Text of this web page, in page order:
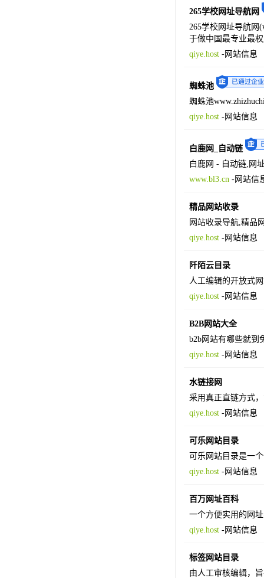
265学校网址导航网
265学校网址导航网
于做中国最专业最
qiye.host-网站信息
蜘蛛池
蜘蛛池
qiye.host-网站信息
白鹿网_自动链
白鹿网 - 自动链,网
www.bl3.cn-网站信
精品网站收录
网站收录导航,精品
qiye.host-网站信息
阡陌云目录
人工编辑的开放式
qiye.host-网站信息
B2B网站大全
b2b网站有哪些就到
qiye.host-网站信息
水链接网
采用真正直链方式
qiye.host-网站信息
可乐网站目录
可乐网站目录是一
qiye.host-网站信息
百万网址百科
一个方便实用的网
qiye.host-网站信息
标签网站目录
由人工审核编辑，